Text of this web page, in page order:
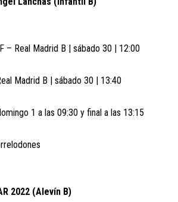
– Real Madrid B | sábado 30 | 12:00
Madrid B | sábado 30 | 13:40
1 a las 09:30 y final a las 13:15
2022 (Alevín B)